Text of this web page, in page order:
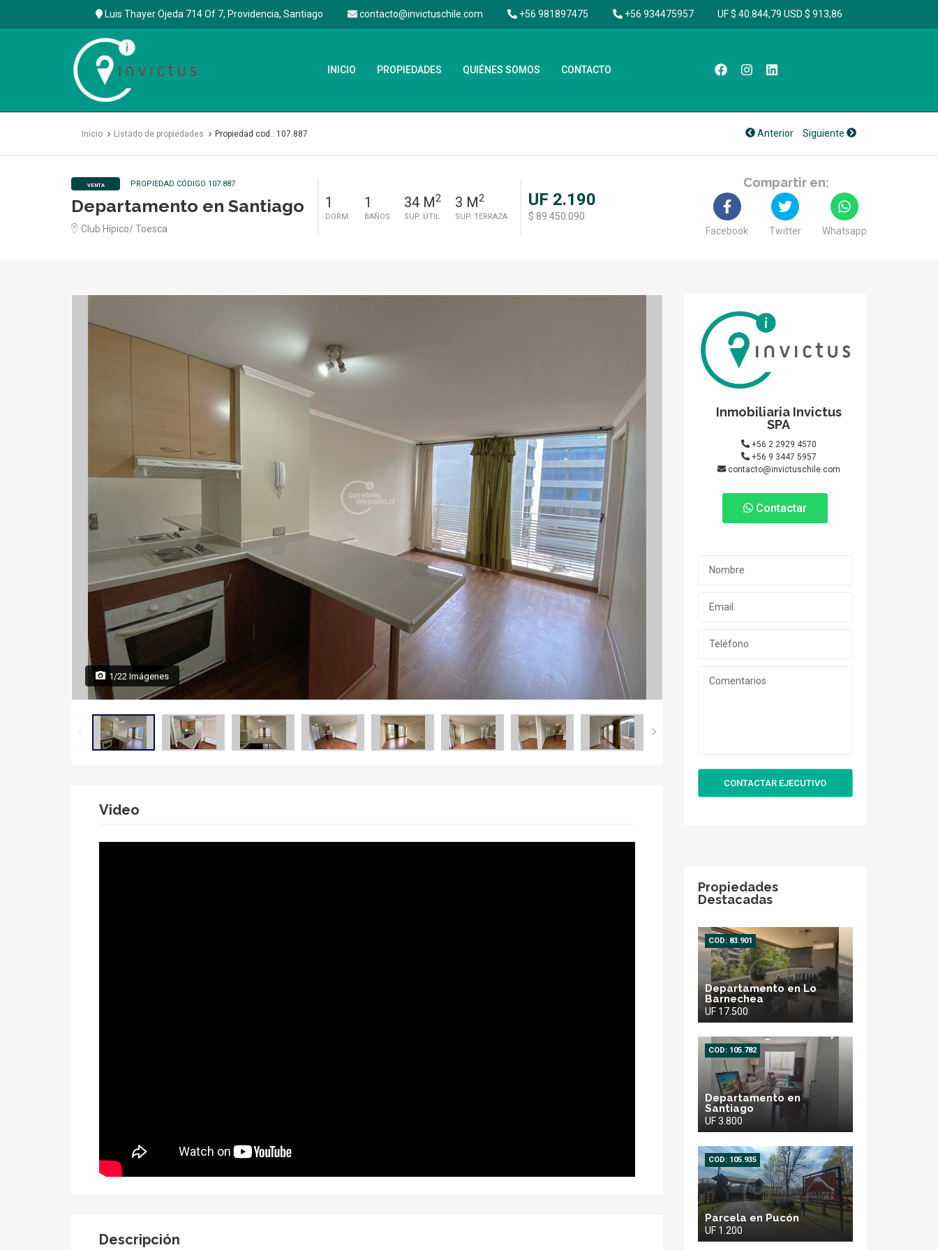
Luis Thayer Ojeda 714 Of 7, Providencia, Santiago contacto@invictuschile.com +56 981897475 +56 934475957 UF $ 40.844,79 USD $ 913,86
Inmobiliaria
Invictus
SPA
INICIO PROPIEDADES QUIÉNES SOMOS CONTACTO
Inicio Listado de propiedades Propiedad cod.: 107.887 Anterior Siguiente
VENTA PROPIEDAD CÓDIGO 107.887
Departamento en Santiago
Club Hípico/ Toesca
1
DORM.
1
BAÑOS
34 M2
SUP. ÚTIL
3 M2
SUP. TERRAZA
UF 2.190
$ 89.450.090
Compartir en:
Facebook Twitter Whatsapp
1/22 Imágenes
Video
Descripción
Inmobiliaria Invictus
SPA
+56 2 2929 4570
+56 9 3447 5957
contacto@invictuschile.com
Contactar
CONTACTAR EJECUTIVO
Propiedades
Destacadas
COD: 83.901
Departamento en Lo
Barnechea
UF 17.500
COD: 105.782
Departamento en
Santiago
UF 3.800
COD: 105.935
Parcela en Pucón
UF 1.200